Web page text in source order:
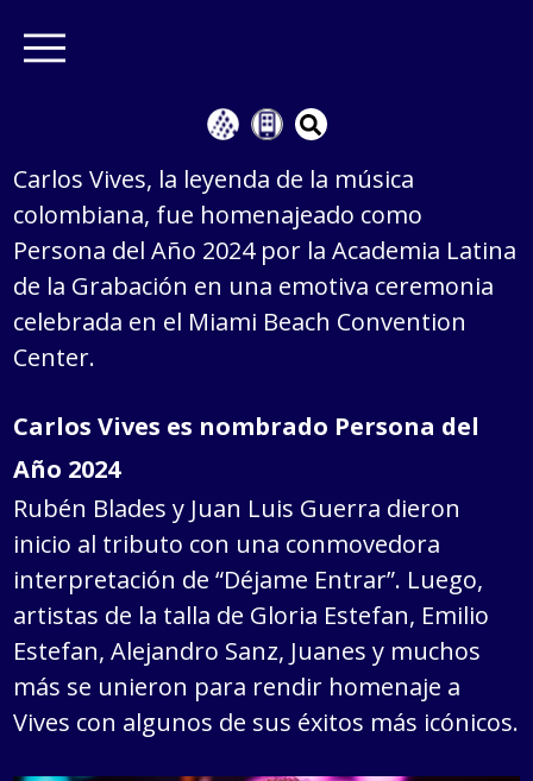
Carlos Vives, la leyenda de la música
colombiana, fue homenajeado como
Persona del Año 2024 por la Academia Latina
de la Grabación en una emotiva ceremonia
celebrada en el Miami Beach Convention
Center.
Carlos Vives es nombrado Persona del
Año 2024
Rubén Blades y Juan Luis Guerra dieron
inicio al tributo con una conmovedora
interpretación de “Déjame Entrar”. Luego,
artistas de la talla de Gloria Estefan, Emilio
Estefan, Alejandro Sanz, Juanes y muchos
más se unieron para rendir homenaje a
Vives con algunos de sus éxitos más icónicos.